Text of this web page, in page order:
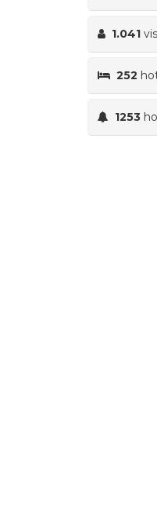
1.041
252
1253